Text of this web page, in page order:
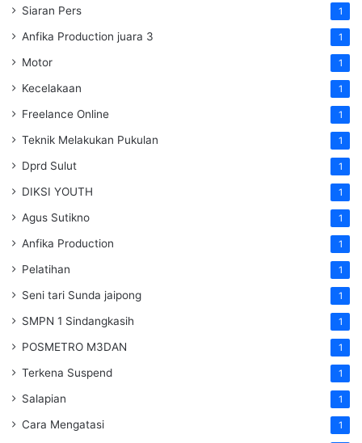
Siaran Pers 1
Anfika Production juara 3 1
Motor 1
Kecelakaan 1
Freelance Online 1
Teknik Melakukan Pukulan 1
Dprd Sulut 1
DIKSI YOUTH 1
Agus Sutikno 1
Anfika Production 1
Pelatihan 1
Seni tari Sunda jaipong 1
SMPN 1 Sindangkasih 1
POSMETRO M3DAN 1
Terkena Suspend 1
Salapian 1
Cara Mengatasi 1